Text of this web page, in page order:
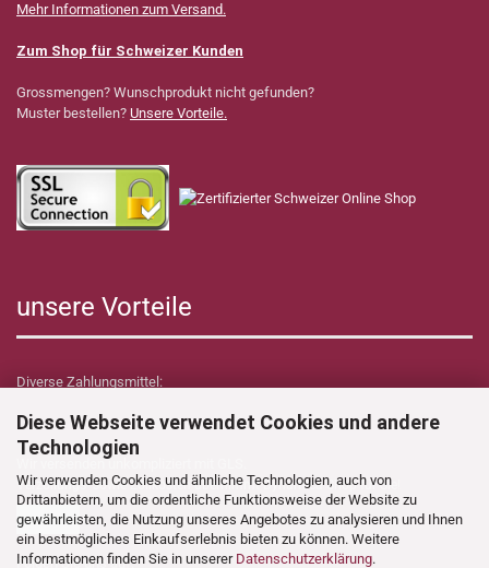
Diese Webseite verwendet Cookies und andere
Technologien
Wir verwenden Cookies und ähnliche Technologien, auch von
Drittanbietern, um die ordentliche Funktionsweise der Website zu
gewährleisten, die Nutzung unseres Angebotes zu analysieren und Ihnen
ein bestmögliches Einkaufserlebnis bieten zu können. Weitere
Informationen finden Sie in unserer Datenschutzerklärung.
Mehr Informationen zum Versand.
Zum Shop für Schweizer Kunden
Grossmengen? Wunschprodukt nicht gefunden?
Muster bestellen? Unsere Vorteile.
unsere Vorteile
Diverse Zahlungsmittel:
Wir versenden unkompliziert mit GLS.
Verzollungs- sowie Zollkosten übernimmt Dynamica Shop für Sie!
Folgen Sie uns auf: